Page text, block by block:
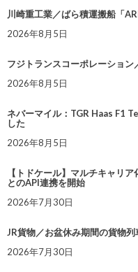
川崎重工業／ばら積運搬船「
2026年8月5日
フジトランスコーポレーショ
2026年8月5日
ネバーマイル：TGR Haas F1
した
2026年8月5日
【トドケール】マルチキャリ
とのAPI連携を開始
2026年7月30日
JR貨物／お盆休み期間の貨物
2026年7月30日